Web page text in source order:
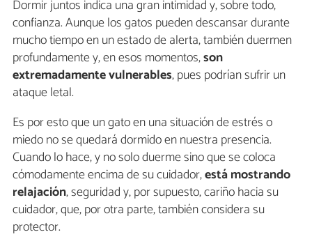
Dormir juntos indica una gran intimidad y, sobre todo,
confianza. Aunque los gatos pueden descansar durante
mucho tiempo en un estado de alerta, también duermen
profundamente y, en esos momentos,son
extremadamente vulnerables, pues podrían sufrir un
ataque letal.
Es por esto que un gato en una situación de estrés o
miedo no se quedará dormido en nuestra presencia.
Cuando lo hace, y no solo duerme sino que se coloca
cómodamente encima de su cuidador,está mostrando
relajación, seguridad y, por supuesto, cariño hacia su
cuidador, que, por otra parte, también considera su
protector.